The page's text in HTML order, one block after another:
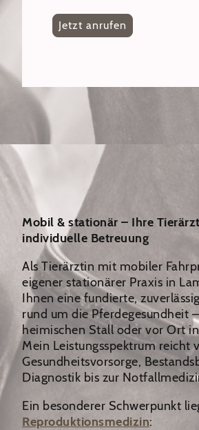
Jetzt anrufen
Mobil & stationär – Ihre
individuelle Betreuung
Als Tierärztin mit mobiler
eigener stationärer Praxis in
Ihnen eine fundierte,
rund um die Pferdegesundheit
heimischen Stall oder vor Ort
Mein Leistungsspektrum reicht
Gesundheitsvorsorge,
Diagnostik bis zur
Ein besonderer Schwerpunkt
Reproduktionsmedizin: